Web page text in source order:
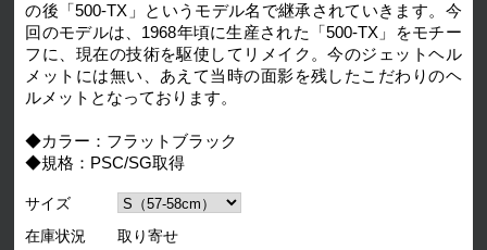
の後「500-TX」というモデル名で継承されていきます。今
回のモデルは、1968年頃に生産された「500-TX」をモチー
フに、現在の技術を駆使してリメイク。今のジェットヘル
メットには無い、あえて当時の面影を残したこだわりのヘ
ルメットとなっております。
◆カラー：フラットブラック
◆規格：PSC/SG取得
サイズ
在庫状況
取り寄せ